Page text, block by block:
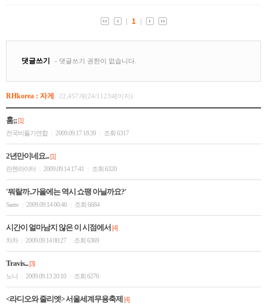
RHkorea : 자게 22,457개(24/1123페이지)
훔;;[1]
전국비둘기연합
2009.09.17 18:39 조회 6317
2년만이네요...[1]
란첸라이터
2009.09.14 17:41 조회 6320
'뭐랄까..가을에는 역시 쇼팽 아닐까요?'
Sartre 2009.09.14 00:46 조회 6684
시간이 얼마남지 않은 이 시점에서 [4]
차차
2009.09.14 00:27 조회 6369
Travis...[3]
노니
2009.09.13 20:10 조회 6276
<라디오와 줄리엣> 서울세계무용축제 [4]